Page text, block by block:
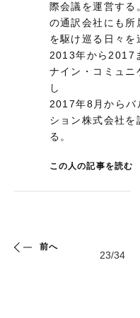
際会議を運営する
の通訳会社にも所
を駆け巡る日々を
2013年から2017
ナイン・コミュニ
し
2017年8月からバ
ション株式会社を
る。
この人の記事を読む
前へ